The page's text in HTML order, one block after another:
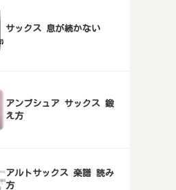
サックス 息が続かない
アンブシュア サックス 鍛
え方
アルトサックス 楽譜 読み
方